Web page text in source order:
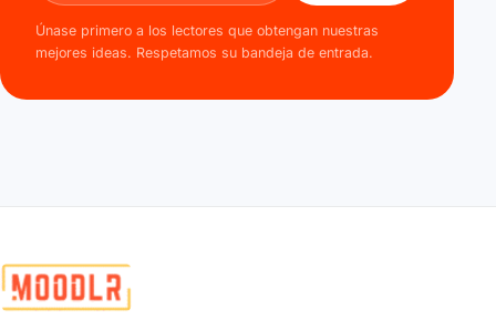
Únase primero a los lectores que obtengan nuestras
mejores ideas. Respetamos su bandeja de entrada.